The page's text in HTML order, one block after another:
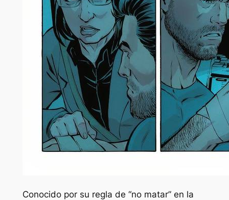
Conocido por su regla de “no matar” en la